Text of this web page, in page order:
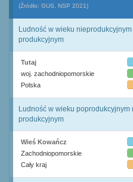
(Źródło: GUS, NSP 2021)
Ludność w wieku
produkcyjnym
Tutaj
woj. zachodniopomorskie
Polska
Ludność w wieku poprodukcyjnym
produkcyjnym
Wieś Kowańcz
Zachodniopomorskie
Cały kraj